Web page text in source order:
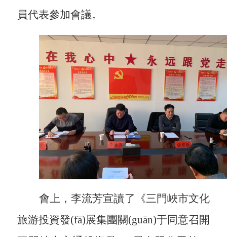
員代表參加會議。
會上，李流芳宣讀了《三門峽市文化
旅游投資發(fā)展集團關(guān)于同意召開